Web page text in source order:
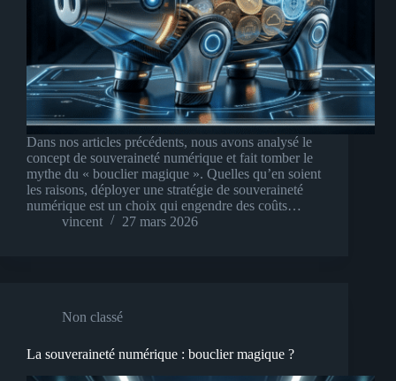
Dans nos articles précédents, nous avons analysé le
concept de souveraineté numérique et fait tomber le
mythe du « bouclier magique ». Quelles qu’en soient
les raisons, déployer une stratégie de souveraineté
numérique est un choix qui engendre des coûts…
vincent
27 mars 2026
Non classé
La souveraineté numérique : bouclier magique ?